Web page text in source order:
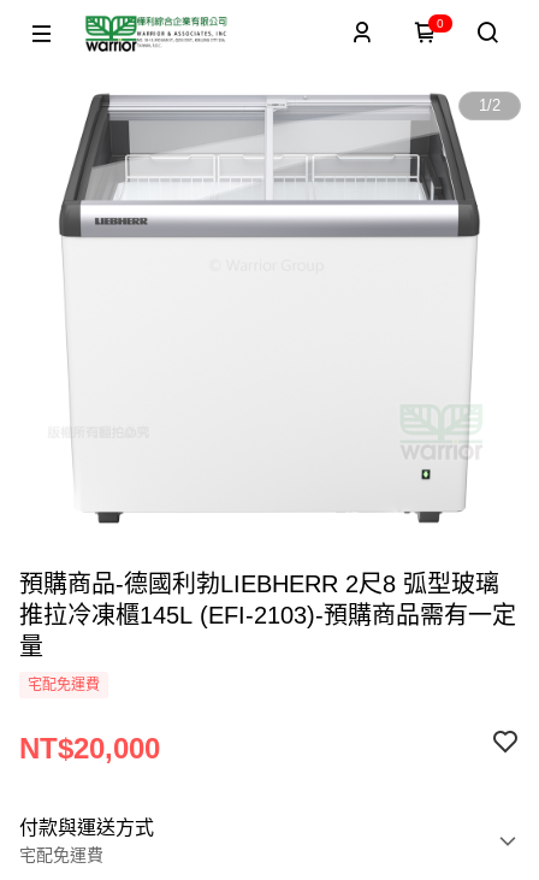
0
1/2
預購商品-德國利勃LIEBHERR 2尺8 弧型玻璃
推拉冷凍櫃145L (EFI-2103)-預購商品需有一定
量
宅配免運費
NT$20,000
付款與運送方式
宅配免運費